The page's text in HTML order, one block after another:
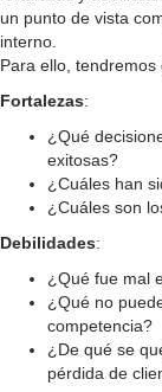
un punto de vista
interno.
Para ello,
Fortalezas:
¿Qué
exitosas?
¿Cuáles han
¿Cuáles son
Debilidades:
¿Qué fue mal
¿Qué no
competencia?
¿De qué se
pérdida de